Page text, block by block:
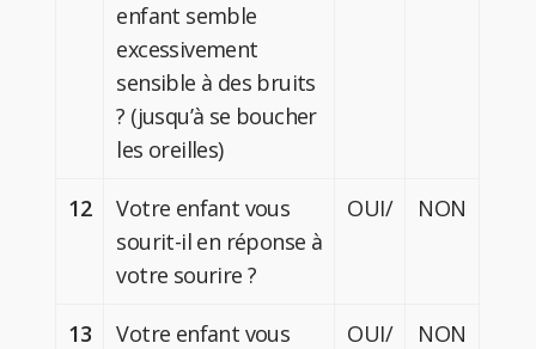
enfant semble
excessivement
sensible à des bruits
? (jusqu’à se boucher
les oreilles)
12
Votre enfant vous
sourit-il en réponse à
votre sourire ?
OUI/ NON
13
Votre enfant vous
OUI/ NON